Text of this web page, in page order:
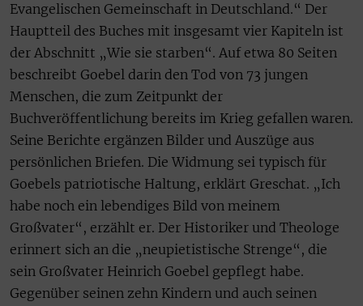
Evangelischen Gemeinschaft in Deutschland.“ Der
Hauptteil des Buches mit insgesamt vier Kapiteln ist
der Abschnitt „Wie sie starben“. Auf etwa 80 Seiten
beschreibt Goebel darin den Tod von 73 jungen
Menschen, die zum Zeitpunkt der
Buchveröffentlichung bereits im Krieg gefallen waren.
Seine Berichte ergänzen Bilder und Auszüge aus
persönlichen Briefen. Die Widmung sei typisch für
Goebels patriotische Haltung, erklärt Greschat. „Ich
habe noch ein lebendiges Bild von meinem
Großvater“, erzählt er. Der Historiker und Theologe
erinnert sich an die „neupietistische Strenge“, die
sein Großvater Heinrich Goebel gepflegt habe.
Gegenüber seinen zehn Kindern und auch seinen